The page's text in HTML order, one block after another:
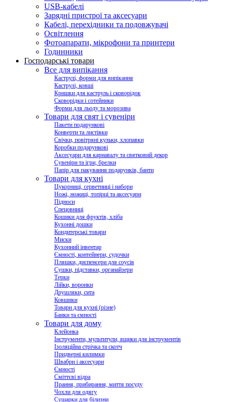
USB-кабелі
Зарядні пристрої та аксесуари
Кабелі, перехідники та подовжувачі
Освітлення
Фотоапарати, мікрофони та принтери
Годинники
Господарські товари
Все для випікання
Каструлі, форми для випікання
Каструлі, ковші
Кришки для каструль і сковорідок
Сковорідки і сотейники
Форми для льоду та морозива
Товари для свят і сувеніри
Пакети подарункові
Конверти та листівки
Свічки, повітряні кульки, хлопавки
Коробки подарункові
Аксесуари для карнавалу та святковий декор
Сувеніри та ігри, брелки
Папір для пакування подарунків, банти
Товари для кухні
Цукорниці, серветниці і набори
Ножі, ножиці, топірці та аксесуари
Підноси
Спецовниці
Кошики для фруктів, хліба
Кухонні дошки
Кондитерські товари
Миски
Кухонний інвентар
Ємності, контейнери, судочки
Пляшки, диспенсери для соусів
Сушки, підставки, органайзери
Терки
Лійки, воронки
Друшляки, сита
Ковшики
Товари для кухні (різне)
Банки та ємності
Товари для дому
Клейонка
Інструменти, мультитули, ящики для інструментів
Ізоляційна стрічка та скотч
Придверні килимки
Швабри і аксесуари
Ємності
Сміттєві відра
Прання, прибирання, миття посуду
Чохли для одягу
Сушарки для білизни